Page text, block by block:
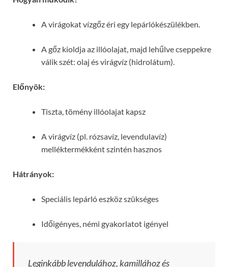
A virágokat vízgőz éri egy lepárlókészülékben.
A gőz kioldja az illóolajat, majd lehűlve cseppekre
válik szét: olaj és virágvíz (hidrolátum).
Előnyök:
Tiszta, tömény illóolajat kapsz
A virágvíz (pl. rózsavíz, levendulavíz)
melléktermékként szintén hasznos
Hátrányok:
Speciális lepárló eszköz szükséges
Időigényes, némi gyakorlatot igényel
Leginkább levendulához, kamillához és